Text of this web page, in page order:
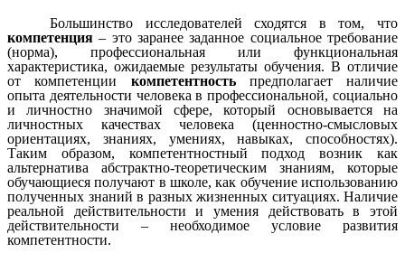
Большинство исследователей сходятся в том, что
компетенция – это заранее заданное социальное требование
(норма), профессиональная или функциональная
характеристика, ожидаемые результаты обучения. В отличие
от компетенции компетентностьпредполагает наличие
опыта деятельности человека в профессиональной, социально
и личностно значимой сфере, который основывается на
личностных качествах человека (ценностно-смысловых
ориентациях, знаниях, умениях, навыках, способностях).
Таким образом, компетентностный подход возник как
альтернатива абстрактно-теоретическим знаниям, которые
обучающиеся получают в школе, как обучение использованию
полученных знаний в разных жизненных ситуациях. Наличие
реальной действительности и умения действовать в этой
действительности – необходимое условие развития
компетентности.